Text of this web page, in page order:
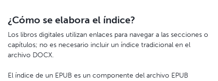
¿Cómo se elabora el índice?
Los libros digitales utilizan enlaces para navegar a las secciones o
capítulos; no es necesario incluir un índice tradicional en el
archivo DOCX.
El índice de un EPUB es un componente del archivo EPUB